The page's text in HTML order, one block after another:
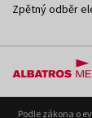
Zpětný odběr
Podle zákona o